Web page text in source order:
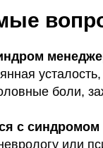
боли,
с
или